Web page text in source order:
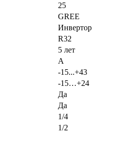
25
GREE
Инвертор
R32
5 лет
A
-15...+43
-15…+24
Да
Да
1/4
1/2